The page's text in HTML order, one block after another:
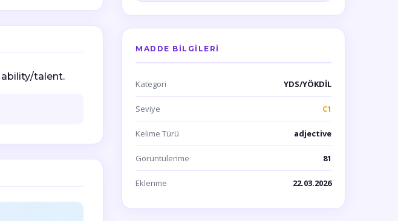
ability/talent.
MADDE BILGILERI
Kategori YDS/YÖKDİL
Seviye C1
Kelime Türü adjective
Görüntülenme 81
Eklenme 22.03.2026